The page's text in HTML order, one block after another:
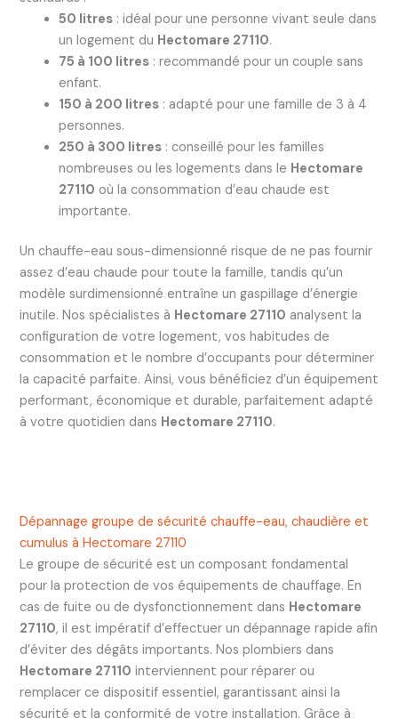
50 litres: idéal pour une personne vivant seule dans
un logement du Hectomare 27110.
75 à 100 litres: recommandé pour un couple sans
enfant.
150 à 200 litres: adapté pour une famille de 3 à 4
personnes.
250 à 300 litres: conseillé pour les familles
nombreuses ou les logements dans le Hectomare
27110 où la consommation d’eau chaude est
importante.
Un chauffe-eau sous-dimensionné risque de ne pas fournir
assez d’eau chaude pour toute la famille, tandis qu’un
modèle surdimensionné entraîne un gaspillage d’énergie
inutile. Nos spécialistes à Hectomare 27110 analysent la
configuration de votre logement, vos habitudes de
consommation et le nombre d’occupants pour déterminer
la capacité parfaite. Ainsi, vous bénéficiez d’un équipement
performant, économique et durable, parfaitement adapté
à votre quotidien dans Hectomare 27110.
Dépannage groupe de sécurité chauffe-eau, chaudière et
cumulus à Hectomare 27110
Le groupe de sécurité est un composant fondamental
pour la protection de vos équipements de chauffage. En
cas de fuite ou de dysfonctionnement dans Hectomare
27110, il est impératif d’effectuer un dépannage rapide afin
d’éviter des dégâts importants. Nos plombiers dans
Hectomare 27110 interviennent pour réparer ou
remplacer ce dispositif essentiel, garantissant ainsi la
sécurité et la conformité de votre installation. Grâce à